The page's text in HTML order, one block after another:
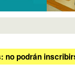
podrán